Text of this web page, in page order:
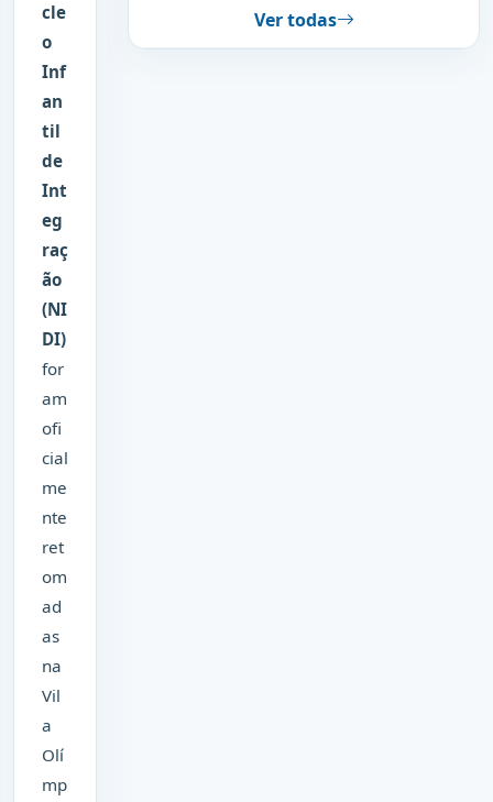
cle
o
Inf
an
til
de
Int
eg
raç
ão
(NI
DI)
for
am
ofi
cial
me
nte
ret
om
ad
as
na
Vil
a
Olí
mp
Ver todas